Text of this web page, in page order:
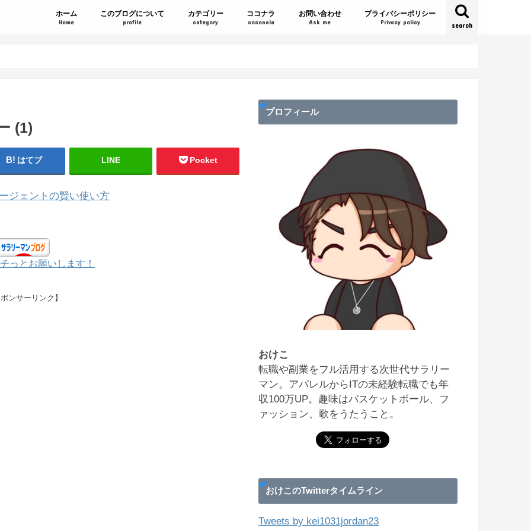
search
ホーム
Home
このブログについて
profile
カテゴリー
category
ココナラ
coconala
お問い合わせ
Ask me
プライバシーポリシー
Privacy policy
(1)
はてブ LINE Pocket
っとお願いします！
ンサーリンク】
プロフィール
おけこ
転職や副業をフル活用する次世代サラリー
マン。アパレルからITの未経験転職でも年
収100万UP。趣味はバスケットボール、フ
ァッション、歌をうたうこと。
おけこのTwitterタイムライン
Tweets by kei1031jordan23